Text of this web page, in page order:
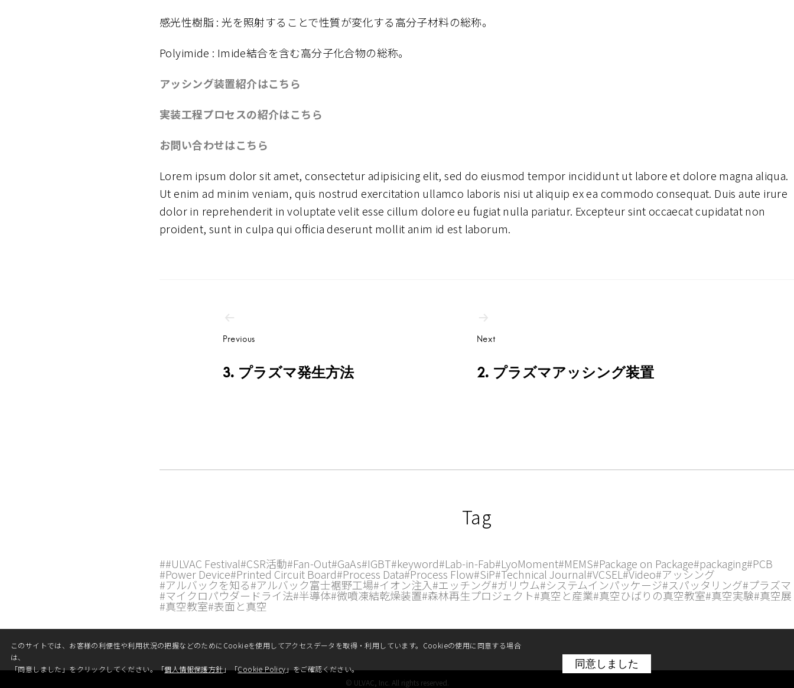
感光性樹脂 : 光を照射することで性質が変化する高分子材料の総称。
Polyimide : Imide結合を含む高分子化合物の総称。
アッシング装置紹介はこちら
実装工程プロセスの紹介はこちら
お問い合わせはこちら
Lorem ipsum dolor sit amet, consectetur adipisicing elit, sed do eiusmod tempor incididunt ut labore et dolore magna aliqua.
Ut enim ad minim veniam, quis nostrud exercitation ullamco laboris nisi ut aliquip ex ea commodo consequat. Duis aute irure
dolor in reprehenderit in voluptate velit esse cillum dolore eu fugiat nulla pariatur. Excepteur sint occaecat cupidatat non
proident, sunt in culpa qui officia deserunt mollit anim id est laborum.
投
稿
ビ
Previous
3. プラズマ発生方法
Next
2. プラズマアッシング装置
Tag
##ULVAC Festival#CSR活動#Fan-Out#GaAs#IGBT#keyword#Lab-in-Fab#LyoMoment#MEMS#Package on Package#packaging#PCB
#Power Device#Printed Circuit Board#Process Data#Process Flow#SiP#Technical Journal#VCSEL #Video#アッシング
#アルバックを知る#アルバック富士裾野工場#イオン注入#エッチング#ガリウム#システムインパッケージ#スパッタリング#プラズマ
#マイクロパウダードライ法#半導体#微噴凍結乾燥装置#森林再生プロジェクト#真空と産業#真空ひばりの真空教室#真空実験#真空展
#真空教室#表面と真空
© ULVAC, Inc. All rights reserved.
このサイトでは、お客様の利便性や利用状況の把握などのためにCookieを使用してアクセスデータを取得・利用しています。Cookieの使用に同意する場合
は、
「同意しました」をクリックしてください。「個人情報保護方針」「Cookie Policy」をご確認ください。 同意しました